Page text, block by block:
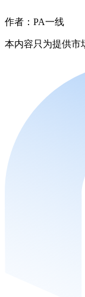
作者：PA一线
本内容只为提供市